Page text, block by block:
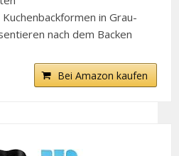
Kuchenbackformen in Grau-
nach dem Backen
Bei Amazon kaufen